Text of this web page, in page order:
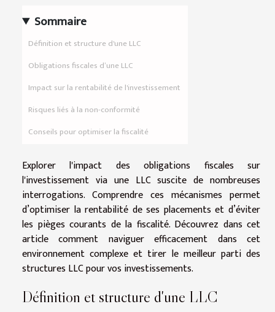
Sommaire
Définition et structure d'une LLC
Obligations fiscales d’une LLC
Impact sur la rentabilité de l'investissement
Risques liés à la non-conformité
Conseils pour optimiser la fiscalité
Explorer l'impact des obligations fiscales sur
l'investissement via une LLC suscite de nombreuses
interrogations. Comprendre ces mécanismes permet
d’optimiser la rentabilité de ses placements et d’éviter
les pièges courants de la fiscalité. Découvrez dans cet
article comment naviguer efficacement dans cet
environnement complexe et tirer le meilleur parti des
structures LLC pour vos investissements.
Définition et structure d'une LLC